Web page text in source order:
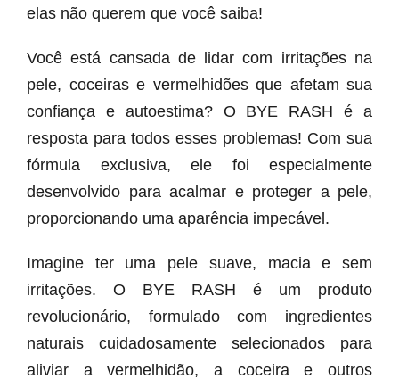
elas não querem que você saiba!
Você está cansada de lidar com irritações na
pele, coceiras e vermelhidões que afetam sua
confiança e autoestima? O BYE RASH é a
resposta para todos esses problemas! Com sua
fórmula exclusiva, ele foi especialmente
desenvolvido para acalmar e proteger a pele,
proporcionando uma aparência impecável.
Imagine ter uma pele suave, macia e sem
irritações. O BYE RASH é um produto
revolucionário, formulado com ingredientes
naturais cuidadosamente selecionados para
aliviar a vermelhidão, a coceira e outros